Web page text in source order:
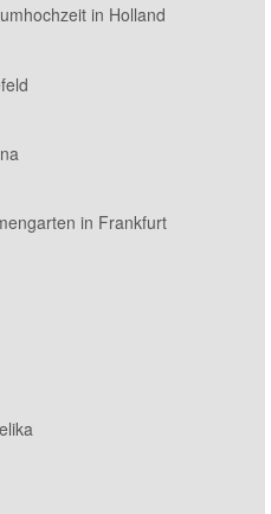
in Holland
in Frankfurt